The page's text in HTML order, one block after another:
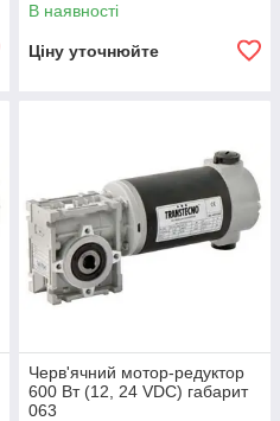
В наявності
Ціну уточнюйте
Черв'ячний мотор-редуктор
600 Вт (12, 24 VDC) габарит
063